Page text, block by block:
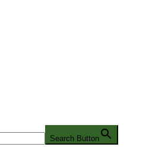
Search Button